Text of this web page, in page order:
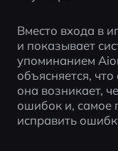
Вместо входа в
и показывает
упоминанием
объясняется,
она возникает,
ошибок и, самое
исправить